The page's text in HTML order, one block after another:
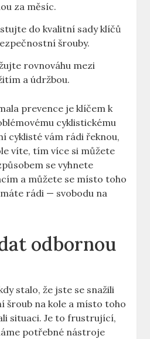
za měsíc.
do kvalitní sady klíčů
šrouby.
rovnováhu mezi
‌a údržbou.
prevence je klíčem k
cyklistickému
cyklisté vám rádi‌ řeknou,
víte, tím více si můžete
se vyhnete
a můžete se místo ⁣toho
rádi — svobodu na
odbornou
stalo, že jste se snažili
šroub‌ na ‌kole a místo toho
situaci. Je to frustrující,
potřebné nástroje